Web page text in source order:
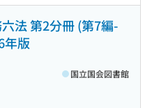
法 第2分冊 (第7編-
年版
国立国会図書館